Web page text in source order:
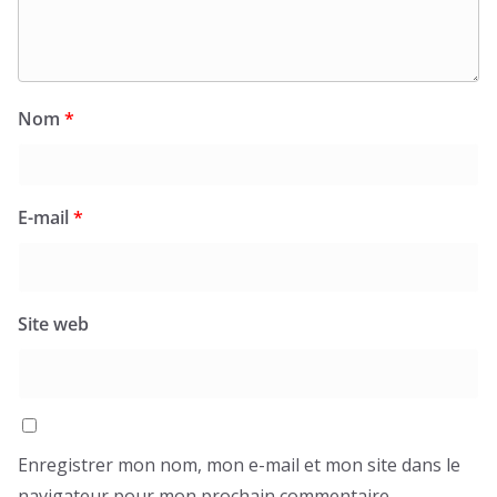
Nom *
E-mail*
Site web
Enregistrer mon nom, mon e-mail et mon site dans le